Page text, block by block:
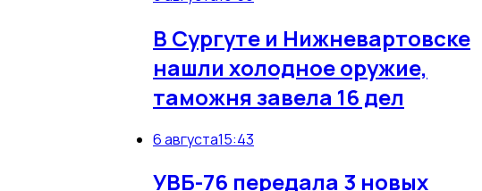
В Сургуте и Нижневартовске
нашли холодное оружие,
таможня завела 16 дел
6 августа15:43
УВБ-76 передала 3 новых